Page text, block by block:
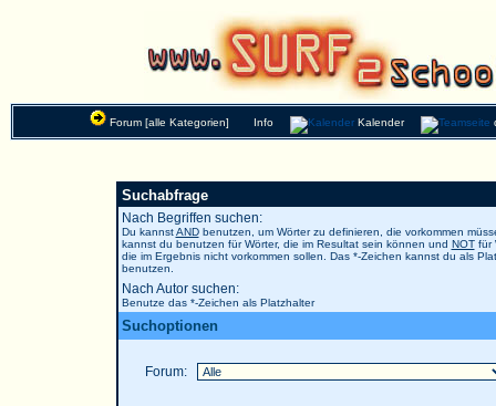
Forum [alle Kategorien] Info Kalender
Suchabfrage
Nach Begriffen suchen:
Du kannstANDbenutzen, um Wörter zu definieren, die vorkommen
kannst du benutzen für Wörter, die im Resultat sein können und NOTfür
die im Ergebnis nicht vorkommen sollen. Das *-Zeichen kannst du als
benutzen.
Nach Autor suchen:
Benutze das *-Zeichen als Platzhalter
Suchoptionen
Forum: